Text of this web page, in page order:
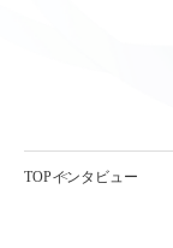
TOPインタビュー